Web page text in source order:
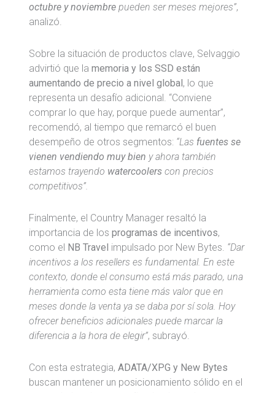
octubre y noviembre pueden ser meses mejores”,
analizó.
Sobre la situación de productos clave, Selvaggio
advirtió que lamemoria y los SSD están
aumentando de precio a nivel global, lo que
representa un desafío adicional. “Conviene
comprar lo que hay, porque puede aumentar”,
recomendó, al tiempo que remarcó el buen
desempeño de otros segmentos: “Las fuentes se
vienen vendiendo muy bien y ahora también
estamos trayendo watercoolers con precios
competitivos”.
Finalmente, el Country Manager resaltó la
importancia de losprogramas de incentivos,
como el NB Travel impulsado por New Bytes. “Dar
incentivos a los resellers es fundamental. En este
contexto, donde el consumo está más parado, una
herramienta como esta tiene más valor que en
meses donde la venta ya se daba por sí sola. Hoy
ofrecer beneficios adicionales puede marcar la
diferencia a la hora de elegir”, subrayó.
Con esta estrategia,ADATA/XPG y New Bytes
buscan mantener un posicionamiento sólido en el